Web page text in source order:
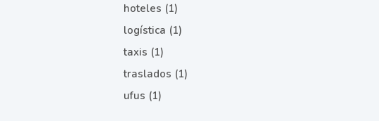
hoteles (1)
logística (1)
taxis (1)
traslados (1)
ufus (1)